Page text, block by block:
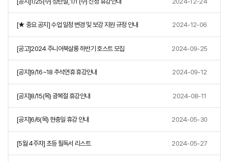
[★ 중요 공지] 수업 일정 변경 및 보강 지원 규정 안내 2024-12-06
[공고]2024 주니어북살롱 하반기 호스트 모집 2024-09-25
[공지]9/16~18 추석연휴 휴강안내 2024-09-12
[공지]8/15(목) 광복절 휴강안내 2024-08-11
[공지]6/6(목) 현충일 휴강 안내 2024-05-30
[5월 4주차] 초등 필독서 리스트 2024-05-27